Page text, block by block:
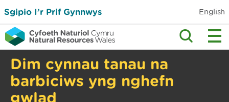
Sgipio I’r Prif Gynnwys English
Dim cynnau tanau na
barbiciws yng nghefn
gwlad